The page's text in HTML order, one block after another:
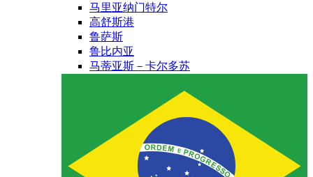
马里亚纳门特尔
高舒斯港
鲁萨斯
鲁比内亚
马蒂亚斯－卡尔多苏